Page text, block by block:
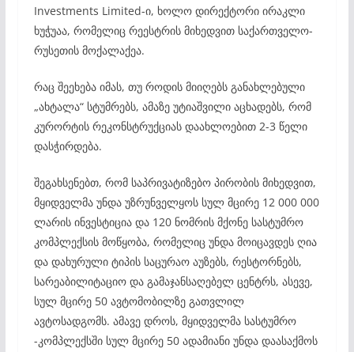
Investments Limited-ი, ხოლო დირექტორი ირაკლი
ხუჭუაა, რომელიც რეესტრის მიხედვით საქართველო-
რუსეთის მოქალაქეა.
რაც შეეხება იმას, თუ როდის მიიღებს განახლებული
„ახტალა“ სტუმრებს, ამაზე უტიაშვილი აცხადებს, რომ
კურორტის რეკონსტრუქციას დაახლოებით 2-3 წელი
დასჭირდება.
შეგახსენებთ, რომ საპრივატიზებო პირობის მიხედვით,
მყიდველმა უნდა უზრუნველყოს სულ მცირე 12 000 000
ლარის ინვესტიცია და 120 ნომრის მქონე სასტუმრო
კომპლექსის მოწყობა, რომელიც უნდა მოიცავდეს ღია
და დახურული ტიპის საცურაო აუზებს, რესტორნებს,
სარეაბილიტაციო და გამაჯანსაღებელ ცენტრს, ასევე,
სულ მცირე 50 ავტომობილზე გათვლილ
ავტოსადგომს. ამავე დროს, მყიდველმა სასტუმრო
-კომპლექსში სულ მცირე 50 ადამიანი უნდა დაასაქმოს